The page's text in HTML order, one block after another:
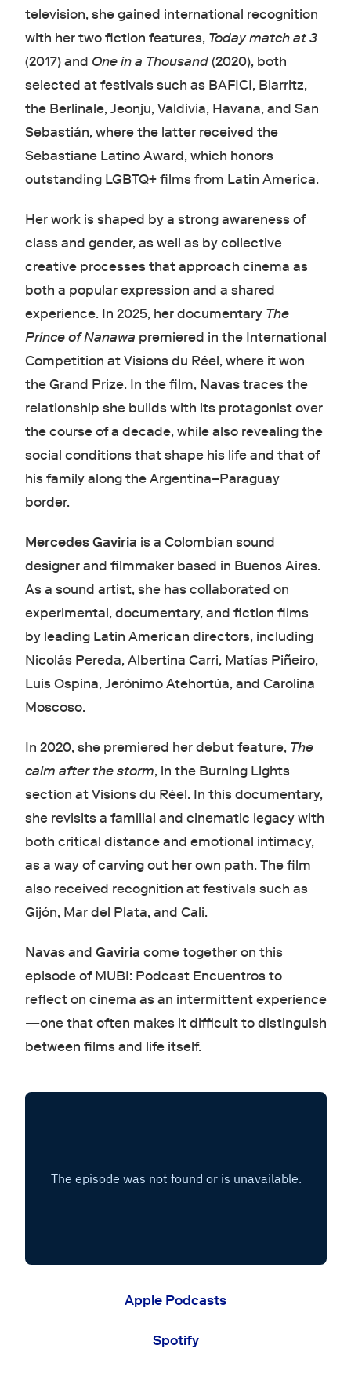
television, she gained international recognition
with her two fiction features, Today match at 3
(2017) and One in a Thousand(2020), both
selected at festivals such as BAFICI, Biarritz,
the Berlinale, Jeonju, Valdivia, Havana, and San
Sebastián, where the latter received the
Sebastiane Latino Award, which honors
outstanding LGBTQ+ films from Latin America.
Her work is shaped by a strong awareness of
class and gender, as well as by collective
creative processes that approach cinema as
both a popular expression and a shared
experience. In 2025, her documentary The
Prince of Nanawa premiered in the International
Competition at Visions du Réel, where it won
the Grand Prize. In the film, Navastraces the
relationship she builds with its protagonist over
the course of a decade, while also revealing the
social conditions that shape his life and that of
his family along the Argentina–Paraguay
border.
Mercedes Gaviria is a Colombian sound
designer and filmmaker based in Buenos Aires.
As a sound artist, she has collaborated on
experimental, documentary, and fiction films
by leading Latin American directors, including
Nicolás Pereda, Albertina Carri, Matías Piñeiro,
Luis Ospina, Jerónimo Atehortúa, and Carolina
Moscoso.
In 2020, she premiered her debut feature,The
calm after the storm, in the Burning Lights
section at Visions du Réel. In this documentary,
she revisits a familial and cinematic legacy with
both critical distance and emotional intimacy,
as a way of carving out her own path. The film
also received recognition at festivals such as
Gijón, Mar del Plata, and Cali.
Navasand Gaviria come together on this
episode of MUBI: Podcast Encuentros to
reflect on cinema as an intermittent experience
—one that often makes it difficult to distinguish
between films and life itself.
Apple Podcasts
Spotify